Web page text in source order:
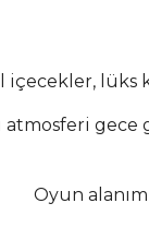
lüks
atmosferi
Oyun